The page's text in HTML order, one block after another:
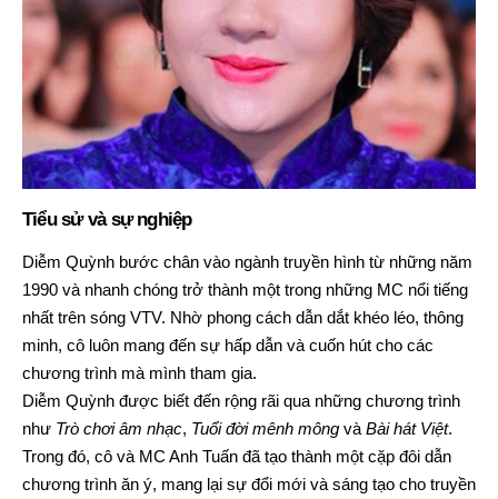
Tiểu sử và sự nghiệp
Diễm Quỳnh bước chân vào ngành truyền hình từ những năm
1990 và nhanh chóng trở thành một trong những MC nổi tiếng
nhất trên sóng VTV. Nhờ phong cách dẫn dắt khéo léo, thông
minh, cô luôn mang đến sự hấp dẫn và cuốn hút cho các
chương trình mà mình tham gia.
Diễm Quỳnh được biết đến rộng rãi qua những chương trình
như Trò chơi âm nhạc, Tuổi đời mênh mông và Bài hát Việt.
Trong đó, cô và MC Anh Tuấn đã tạo thành một cặp đôi dẫn
chương trình ăn ý, mang lại sự đổi mới và sáng tạo cho truyền